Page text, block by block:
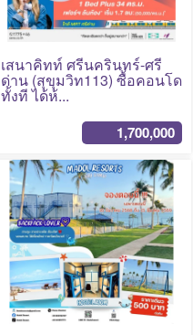
เสนาคิทท์ ศรีนครินทร์-ศรี
ด่าน (สุขุมวิท113) ซื้อคอนโด
ทั้งที ได้ห้...
1,700,000
No Photo